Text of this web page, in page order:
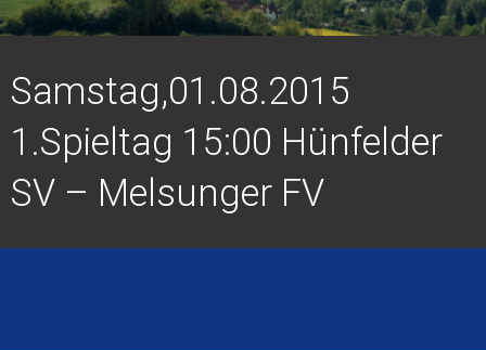
Samstag,01.08.2015
1.Spieltag 15:00 Hünfelder
SV – Melsunger FV